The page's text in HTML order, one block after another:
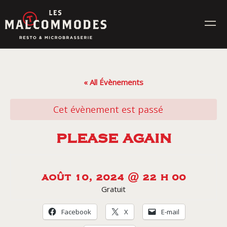
to
content
CONTACT
« All Évènements
Cet évènement est passé
PLEASE AGAIN
AOÛT 10, 2024 @ 22 H 00
Gratuit
Facebook X E-mail